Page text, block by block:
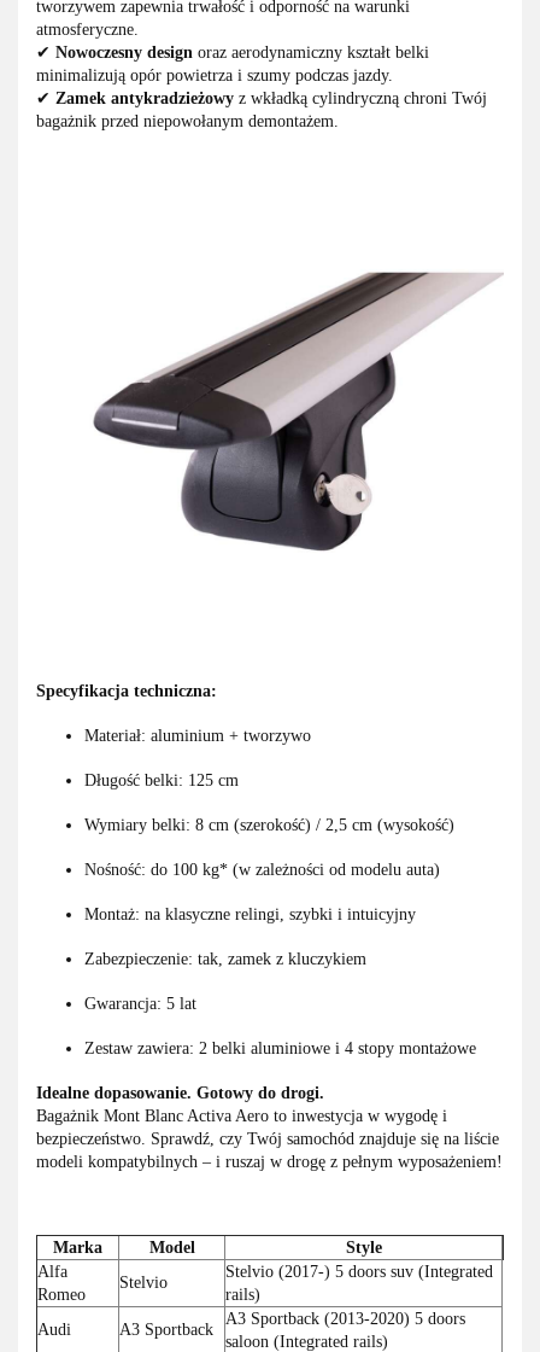
tworzywem zapewnia trwałość i odporność na warunki
atmosferyczne.
✔ Nowoczesny design oraz aerodynamiczny kształt belki
minimalizują opór powietrza i szumy podczas jazdy.
✔ Zamek antykradzieżowy z wkładką cylindryczną chroni Twój
bagażnik przed niepowołanym demontażem.
Specyfikacja techniczna:
Materiał: aluminium + tworzywo
Długość belki: 125 cm
Wymiary belki: 8 cm (szerokość) / 2,5 cm (wysokość)
Nośność: do 100 kg* (w zależności od modelu auta)
Montaż: na klasyczne relingi, szybki i intuicyjny
Zabezpieczenie: tak, zamek z kluczykiem
Gwarancja: 5 lat
Zestaw zawiera: 2 belki aluminiowe i 4 stopy montażowe
Idealne dopasowanie. Gotowy do drogi.
Bagażnik Mont Blanc Activa Aero to inwestycja w wygodę i
bezpieczeństwo. Sprawdź, czy Twój samochód znajduje się na liście
modeli kompatybilnych – i ruszaj w drogę z pełnym wyposażeniem!
Marka Model
Style
Alfa
Romeo
Stelvio
Stelvio (2017-) 5 doors suv (Integrated
rails)
Audi
A3 Sportback
A3 Sportback (2013-2020) 5 doors
saloon (Integrated rails)